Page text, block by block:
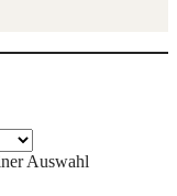
Aus­wahl